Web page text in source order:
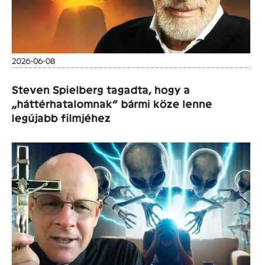
2026-06-08
Steven Spielberg tagadta, hogy a
„háttérhatalomnak” bármi köze lenne
legújabb filmjéhez